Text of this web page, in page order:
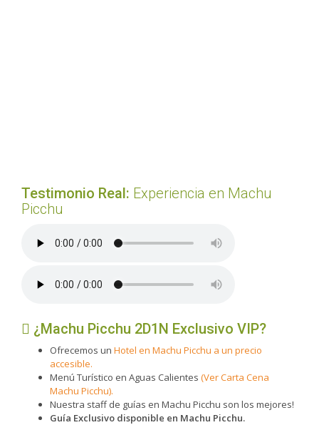
Testimonio Real: Experiencia en Machu
Picchu
¿Machu Picchu 2D1N Exclusivo VIP?
Ofrecemos un Hotel en Machu Picchu a un precio
accesible.
Menú Turístico en Aguas Calientes (Ver Carta Cena
Machu Picchu).
Nuestra staff de guías en Machu Picchu son los mejores!
Guía Exclusivo disponible en Machu Picchu.